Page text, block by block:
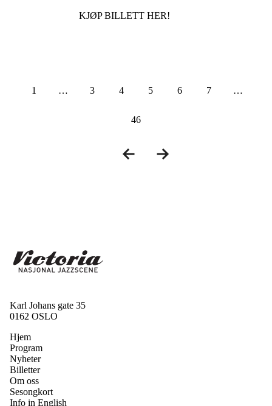
KJØP BILLETT HER!
1 … 3 4 5 6 7 …
46
Karl Johans gate 35
0162 OSLO
Hjem
Program
Nyheter
Billetter
Om oss
Sesongkort
Info in English